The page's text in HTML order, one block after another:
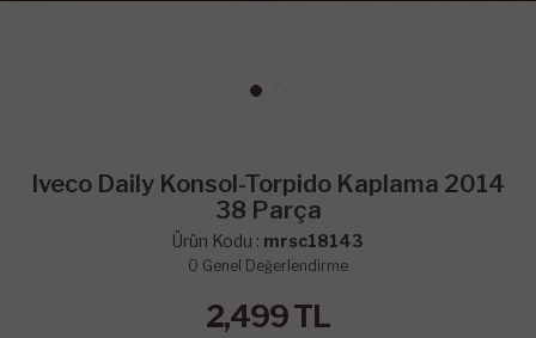
Iveco Daily Konsol-Torpido Kaplama 2014
38 Parça
Ürün Kodu : mrsc18143
0 Genel Değerlendirme
2,499TL